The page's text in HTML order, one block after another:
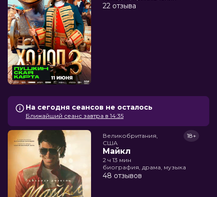
22 отзыва
На сегодня сеансов не осталось
Ближайший сеанс завтра в 14:35
Великобритания,
США
Майкл
18+
2 ч 13 мин
биография, драма, музыка
48 отзывов